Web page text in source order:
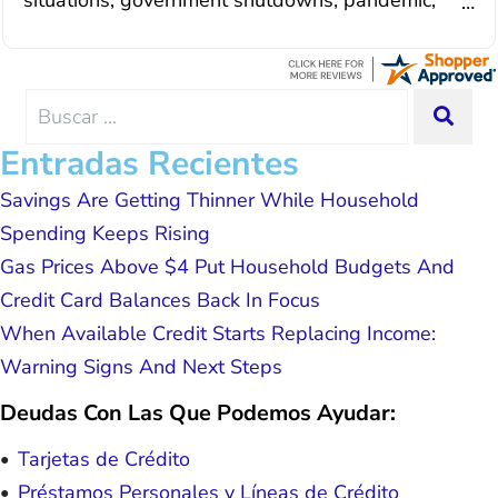
hope. I look forward to better days for
possible because of J Miller, and I am
Search
Entradas Recientes
Savings Are Getting Thinner While Household
Spending Keeps Rising
Gas Prices Above $4 Put Household Budgets And
Credit Card Balances Back In Focus
When Available Credit Starts Replacing Income:
Warning Signs And Next Steps
Deudas Con Las Que Podemos Ayudar:
Tarjetas de Crédito